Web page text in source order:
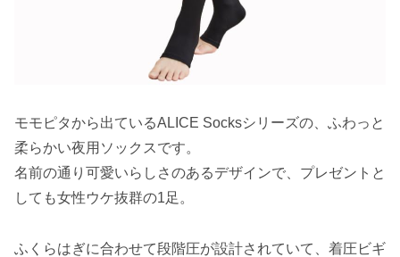
モモピタから出ているALICE Socksシリーズの、ふわっと
柔らかい夜用ソックスです。
名前の通り可愛いらしさのあるデザインで、プレゼントと
しても女性ウケ抜群の1足。
ふくらはぎに合わせて段階圧が設計されていて、着圧ビギ